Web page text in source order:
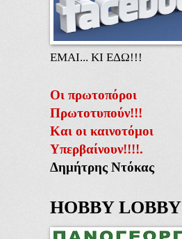
ΕΜΑΙ... ΚΙ ΕΔΩ!!!
Οι πρωτοπόροι
Πρωτοτυπούν!!!
Και οι καινοτόμοι
Υπερβαίνουν!!!!.
Δημήτρης Ντόκας
HOBBY LOBBY